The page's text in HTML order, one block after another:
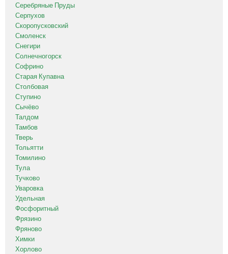
Серебряные Пруды
Серпухов
Скоропусковский
Смоленск
Снегири
Солнечногорск
Софрино
Старая Купавна
Столбовая
Ступино
Сычёво
Талдом
Тамбов
Тверь
Тольятти
Томилино
Тула
Тучково
Уваровка
Удельная
Фосфоритный
Фрязино
Фряново
Химки
Хорлово